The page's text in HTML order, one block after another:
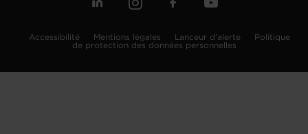
Accessibilité Mentions légales Lanceur d'alerte
Politique
de protection des données personnelles